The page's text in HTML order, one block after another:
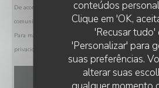
conteúdos
Clique em 'OK,
'Recusar tudo'
'Personalizar' para
suas preferências.
alterar suas
De acordo com a legislação de proteção de dados, tem
comunicações de marketing. Pode registar-se na Lista
Para mais informações sobre o tratamento dos seus
privacidade
SAGAN